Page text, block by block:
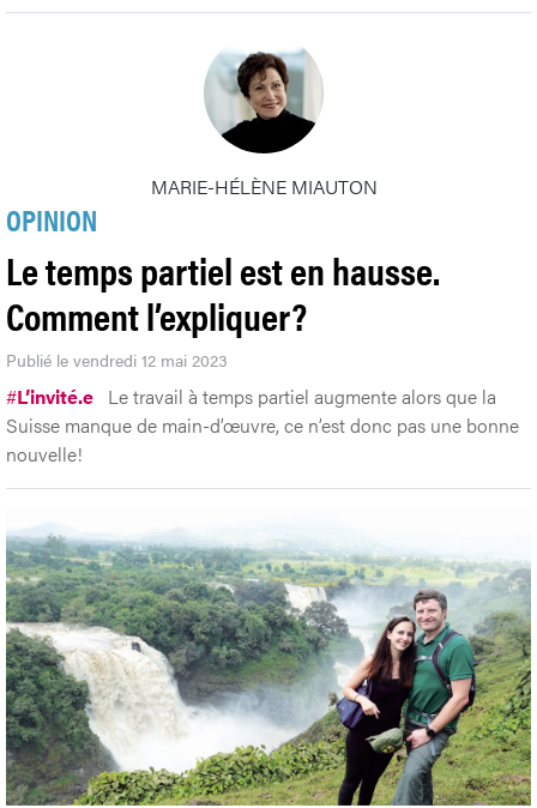
MARIE-HÉLÈNE MIAUTON
OPINION
Le temps partiel est en hausse.
Comment l’expliquer?
Publié le vendredi 12 mai 2023
#L’invité.e Le travail à temps partiel augmente alors que la
Suisse manque de main-d’œuvre, ce n’est donc pas une bonne
nouvelle!